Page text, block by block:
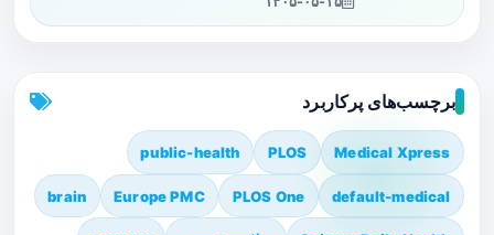
برچسب‌های پرکاربرد
Medical Xpress
PLOS
public-health
default-medical
PLOS One
Europe PMC
brain